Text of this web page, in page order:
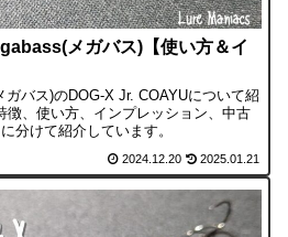
メガバス)【使い方＆イ
ガバス)のDOG-X Jr. COAYUについて紹
徴、使い方、インプレッション、中古
分けて紹介しています。
2024.12.20 2025.01.21